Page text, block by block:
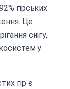
гірських
Це
снігу,
у
гір є